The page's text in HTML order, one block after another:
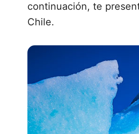
continuación, te
Chile.